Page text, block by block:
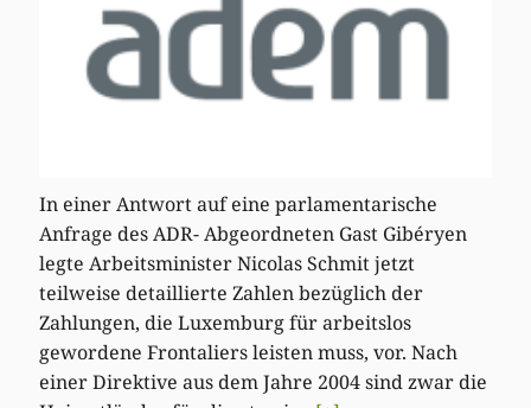
In einer Antwort auf eine parlamentarische
Anfrage des ADR- Abgeordneten Gast Gibéryen
legte Arbeitsminister Nicolas Schmit jetzt
teilweise detaillierte Zahlen bezüglich der
Zahlungen, die Luxemburg für arbeitslos
gewordene Frontaliers leisten muss, vor. Nach
einer Direktive aus dem Jahre 2004 sind zwar die